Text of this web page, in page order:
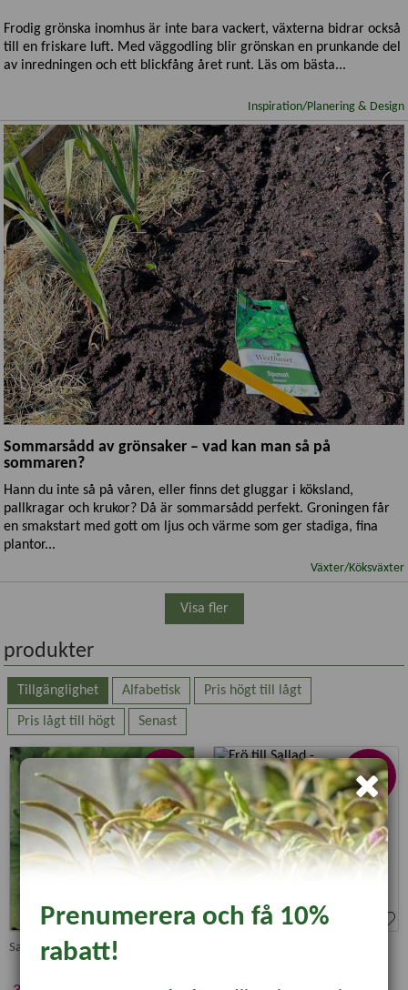
Frodig grönska inomhus är inte bara vackert, växterna bidrar också
till en friskare luft. Med väggodling blir grönskan en prunkande del
av inredningen och ett blickfång året runt. Läs om bästa...
Inspiration/Planering & Design
Sommarsådd av grönsaker – vad kan man så på
sommaren?
Hann du inte så på våren, eller finns det gluggar i köksland,
pallkragar och krukor? Då är sommarsådd perfekt. Groningen får
en smakstart med gott om ljus och värme som ger stadiga, fina
plantor...
Växter/Köksväxter
Visa fler
produkter
Tillgänglighet Alfabetisk Pris högt till lågt
Pris lågt till högt Senast
-20%
Sallat 'Saladin'
-20%
Prenumerera och få 10%
rabatt!